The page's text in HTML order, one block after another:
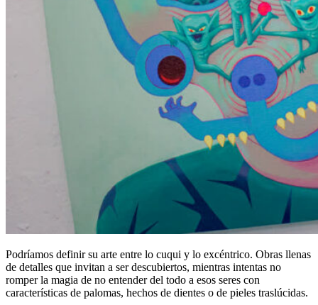
Podríamos definir su arte entre lo cuqui y lo excéntrico. Obras llenas
de detalles que invitan a ser descubiertos, mientras intentas no
romper la magia de no entender del todo a esos seres con
características de palomas, hechos de dientes o de pieles traslúcidas.